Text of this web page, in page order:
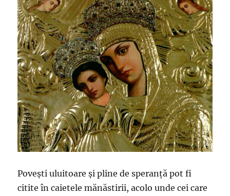
Povești uluitoare și pline de speranță pot fi
citite în caietele mănăstirii, acolo unde cei care